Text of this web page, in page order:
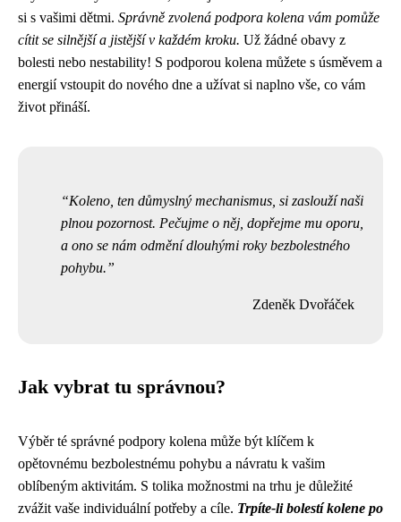
si s vašimi dětmi. Správně zvolená podpora kolena vám pomůže
cítit se silnější a jistější v každém kroku. Už žádné obavy z
bolesti nebo nestability! S podporou kolena můžete s úsměvem a
energií vstoupit do nového dne a užívat si naplno vše, co vám
život přináší.
Koleno, ten důmyslný mechanismus, si zaslouží naši
plnou pozornost. Pečujme o něj, dopřejme mu oporu,
a ono se nám odmění dlouhými roky bezbolestného
pohybu.
Zdeněk Dvořáček
Jak vybrat tu správnou?
Výběr té správné podpory kolena může být klíčem k
opětovnému bezbolestnému pohybu a návratu k vašim
oblíbeným aktivitám. S tolika možnostmi na trhu je důležité
zvážit vaše individuální potřeby a cíle. Trpíte-li bolestí kolene po